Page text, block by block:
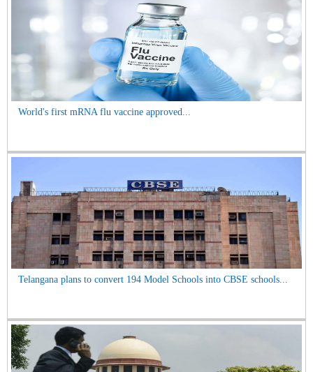
World's first mRNA flu vaccine approved...
Telangana plans to convert 194 Model Schools into CBSE schools...